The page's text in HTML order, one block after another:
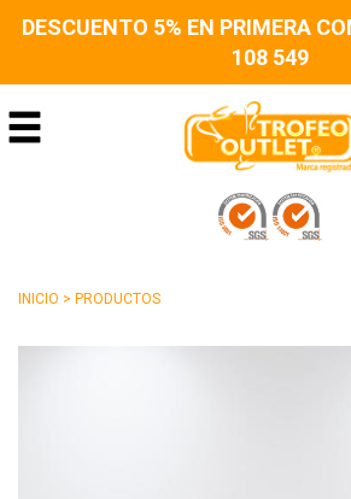
DESCUENTO 5% EN PRIMERA
108 549
INICIO > PRODUCTOS